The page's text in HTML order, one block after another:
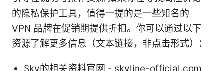
的隐私保护工具，值得一提的是一些知名的
VPN 品牌在促销期提供折扣。你可以通过以下
资源了解更多信息（文本链接，非点击形式）：
Sky的相关资料官网 - skyline-official.com